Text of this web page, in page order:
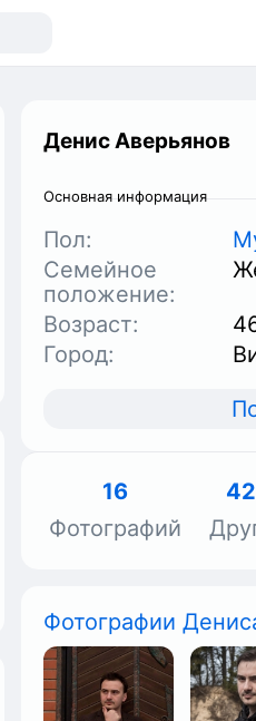
Денис Аверьянов
Основная информация
Пол:
Семейное
положение:
Возраст:
Город:
16
Фотографий
42
Фотографии